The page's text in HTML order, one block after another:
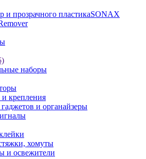
и прозрачного пластикаSONAX
наборы
крепления
и органайзеры
хомуты
и освежители